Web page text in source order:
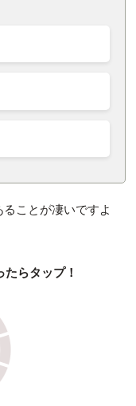
ことが凄いですよ
らタップ！